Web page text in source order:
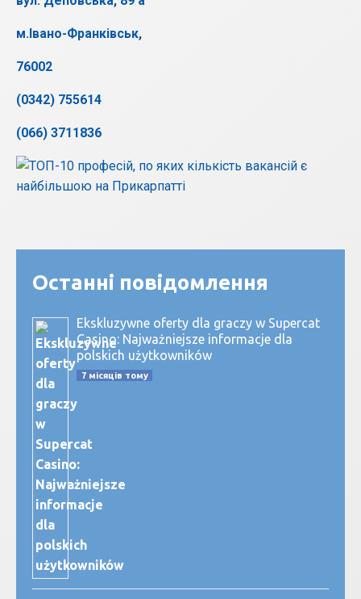
м.Івано-Франківськ,
76002
(0342) 755614
(066) 3711836
Останні повідомлення
Ekskluzywne oferty dla graczy w Supercat
Casino: Najważniejsze informacje dla
polskich użytkowników
7 місяців тому